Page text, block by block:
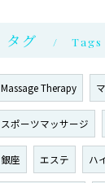
タグ Tags
Massage Therapy
スポーツマッサージ
銀座 エステ ハ